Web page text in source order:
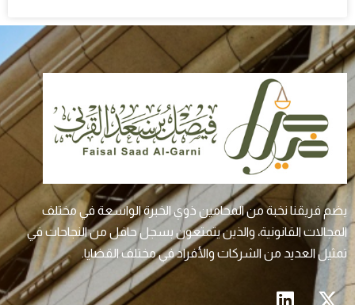
يضم فريقنا نخبة من المحامين ذوي الخبرة الواسعة في مختلف
المجالات القانونية، والذين يتمتعون بسجل حافل من النجاحات في
تمثيل العديد من الشركات والأفراد في مختلف القضايا.